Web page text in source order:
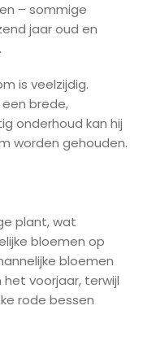
– sommige
jaar oud en
is veelzijdig.
brede,
onderhoud kan hij
worden gehouden.
plant, wat
bloemen op
bloemen
het voorjaar, terwijl
rode bessen